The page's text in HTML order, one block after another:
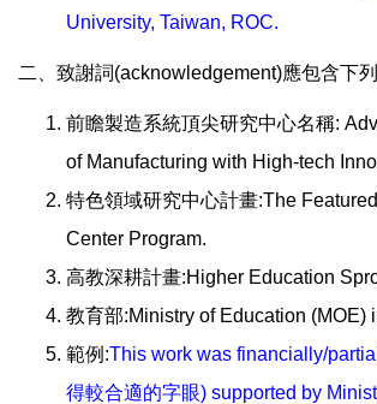
University, Taiwan, ROC.
二、致謝詞(acknowledgement)應包含下
前瞻製造系統頂尖研究中心名稱:
of Manufacturing with High-tech
特色領域研究中心計畫:The
Center Program.
高教深耕計畫:Higher Education
教育部:Ministry of Education (MOE)
範例:This work was financially/
得較合適的字眼) supported by